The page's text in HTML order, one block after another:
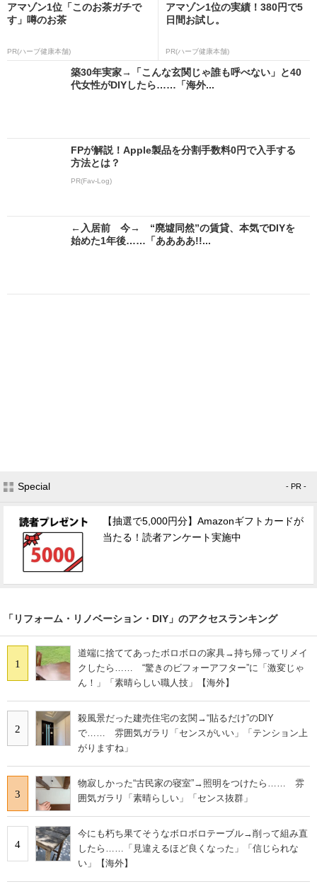
アマゾン1位「このお茶ガチで
す」噂のお茶
PR(ハーブ健康本舗)
アマゾン1位の実績！380円で5
日間お試し。
PR(ハーブ健康本舗)
築30年実家→「こんな玄関じゃ誰も呼べない」と40
代女性がDIYしたら……「海外...
FPが解説！Apple製品を分割手数料0円で入手する
方法とは？
PR(Fav-Log)
←入居前 今→ “廃墟同然”の賃貸、本気でDIYを
始めた1年後……「ああああ!!...
Special - PR -
【抽選で5,000円分】Amazonギフトカードが
当たる！読者アンケート実施中
「リフォーム・リノベーション・DIY」のアクセスランキング
1
道端に捨ててあったボロボロの家具→持ち帰ってリメイ
クしたら…… “驚きのビフォーアフター”に「激変じゃ
ん！」「素晴らしい職人技」【海外】
2
殺風景だった建売住宅の玄関→“貼るだけ”のDIY
で…… 雰囲気ガラリ「センスがいい」「テンション上
がりますね」
3
物寂しかった“古民家の寝室”→照明をつけたら…… 雰
囲気ガラリ「素晴らしい」「センス抜群」
4
今にも朽ち果てそうなボロボロテーブル→削って組み直
したら……「見違えるほど良くなった」「信じられな
い」【海外】